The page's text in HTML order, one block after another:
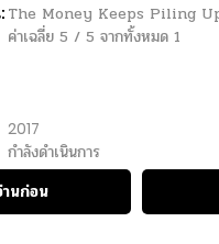
The Money Keeps Piling
ค่าเฉลี่ย 5 / 5 จากทั้งหมด 1
2017
กำลังดำเนินการ
นก่อน